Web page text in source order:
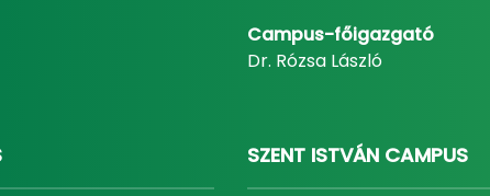
Campus-főigazgató
Dr. Rózsa László
SZENT ISTVÁN CAMPUS